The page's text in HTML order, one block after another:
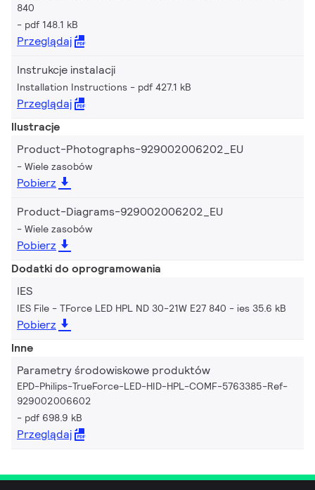
840
pdf 148.1 kB
Przeglądaj
Instrukcje instalacji
Installation Instructions pdf 427.1 kB
Przeglądaj
Ilustracje
Product-Photographs-929002006202_EU
Wiele zasobów
Pobierz
Product-Diagrams-929002006202_EU
Wiele zasobów
Pobierz
Dodatki do oprogramowania
IES
IES File - TForce LED HPL ND 30-21W E27 840 ies 35.6 kB
Pobierz
Inne
Parametry środowiskowe produktów
EPD-Philips-TrueForce-LED-HID-HPL-COMF-5763385-Ref-
929002006602
pdf 698.9 kB
Przeglądaj